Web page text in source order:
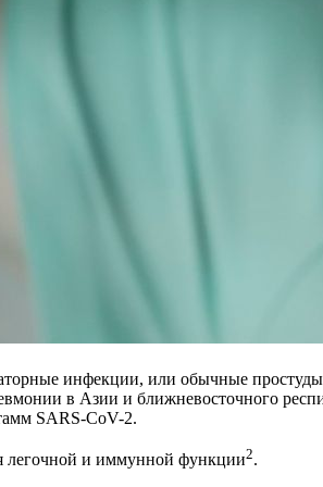
инфекции, или обычные простуды
в Азии и ближневосточного
SARS-CoV-2.
легочной и иммунной функции2.